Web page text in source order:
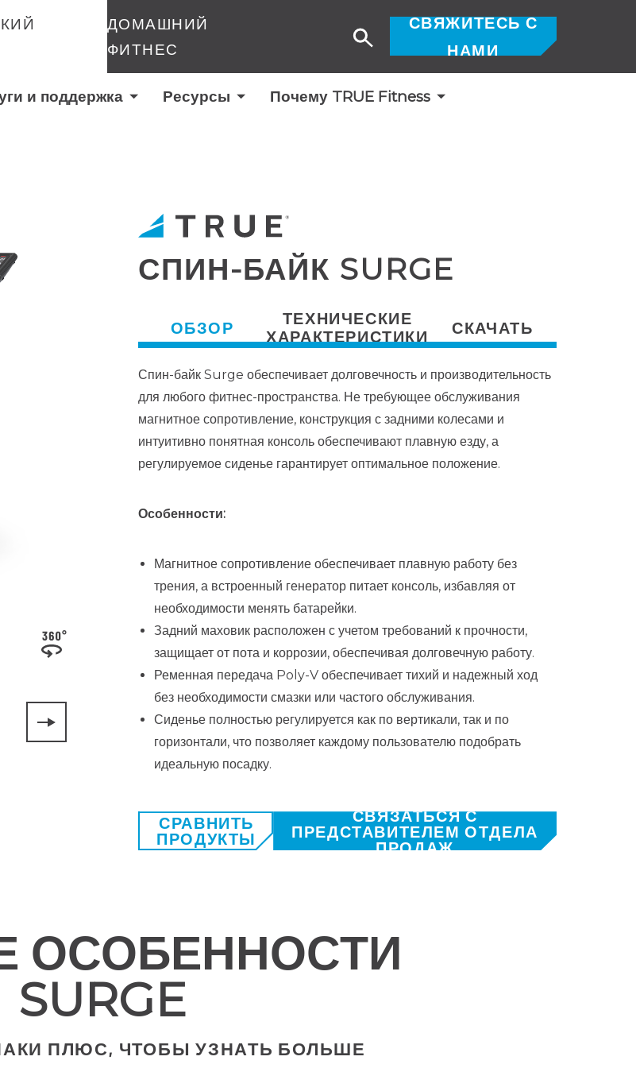
ДОМАШНИЙ
ФИТНЕС
и поддержка Ресурсы Почему TRUE Fitness
СВЯЖИТЕСЬ С
НАМИ
Поиск
СПИН-БАЙК SURGE
ОБЗОР
ТЕХНИЧЕСКИЕ
ХАРАКТЕРИСТИКИ
СКАЧАТЬ
Спин-байк Surge обеспечивает долговечность и производительность
для любого фитнес-пространства. Не требующее обслуживания
магнитное сопротивление, конструкция с задними колесами и
интуитивно понятная консоль обеспечивают плавную езду, а
регулируемое сиденье гарантирует оптимальное положение.
Особенности:
Магнитное сопротивление обеспечивает плавную работу без
трения, а встроенный генератор питает консоль, избавляя от
необходимости менять батарейки.
Задний маховик расположен с учетом требований к прочности,
защищает от пота и коррозии, обеспечивая долговечную работу.
Ременная передача Poly-V обеспечивает тихий и надежный ход
без необходимости смазки или частого обслуживания.
Сиденье полностью регулируется как по вертикали, так и по
горизонтали, что позволяет каждому пользователю подобрать
идеальную посадку.
СРАВНИТЬ
ПРОДУКТЫ
СВЯЗАТЬСЯ С
ПРЕДСТАВИТЕЛЕМ ОТДЕЛА
ПРОДАЖ
ОСОБЕННОСТИ
SURGE
ПЛЮС, ЧТОБЫ УЗНАТЬ БОЛЬШЕ